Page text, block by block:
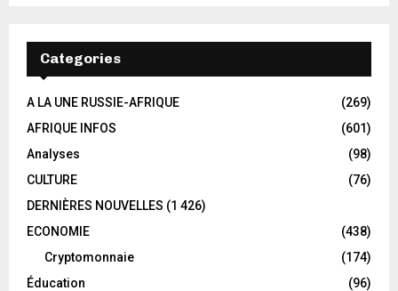
Categories
A LA UNE RUSSIE-AFRIQUE
(269)
AFRIQUE INFOS
(601)
Analyses
(98)
CULTURE
(76)
DERNIÈRES NOUVELLES (1 426)
ECONOMIE
(438)
Cryptomonnaie
(174)
Éducation
(96)